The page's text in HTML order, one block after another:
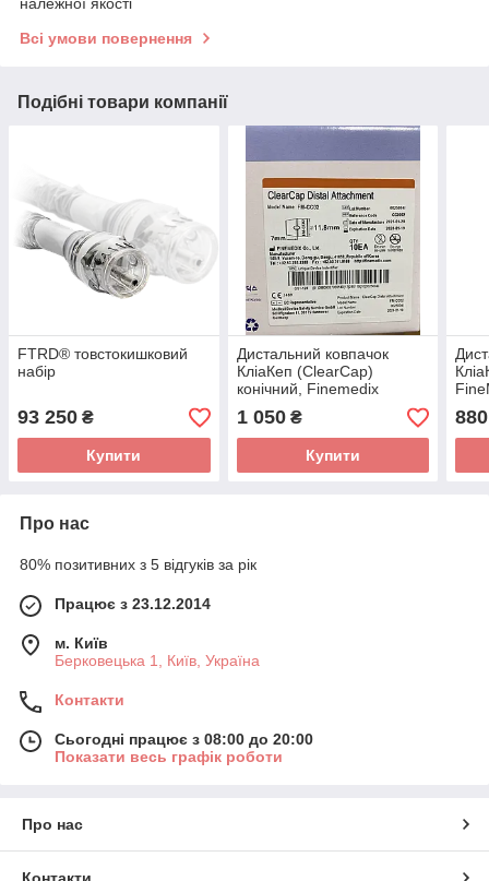
Всі умови повернення
Подібні товари компанії
FTRD® товстокишковий
набір
93 250 ₴
Купити
Дистальний ковпачок
КліаКеп (ClearCap)
конічний, Finemedix
1 050₴
Купити
880
Про нас
80% позитивних з 5 відгуків за рік
Працює з 23.12.2014
м. Київ
Берковецька 1, Київ, Україна
Контакти
Сьогодні працює з 08:00 до 20:00
Показати весь графік роботи
Про нас